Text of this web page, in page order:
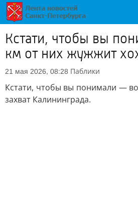
Кстати, чтобы вы
км от них жужжит
21 мая 2026, 08:28 Паблики
Кстати, чтобы вы понимали —
захват Калининграда.